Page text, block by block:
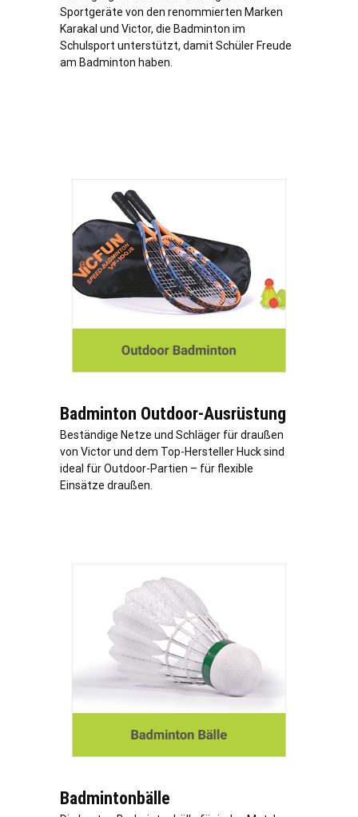
Sportgeräte von den renommierten Marken
Karakal und Victor, die Badminton im
Schulsport unterstützt, damit Schüler Freude
am Badminton haben.
Badminton Outdoor-Ausrüstung
Beständige Netze und Schläger für draußen
von Victor und dem Top-Hersteller Huck sind
ideal für Outdoor-Partien – für flexible
Einsätze draußen.
Badmintonbälle